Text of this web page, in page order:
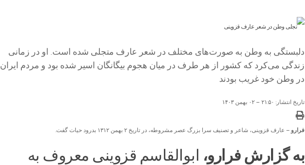
دلبستگی به وطن به صورت‌های مختلف در شعر عارف متجلی شده است. او در زمانی
زندگی می‌کرد که کشور از هر طرف در میان هجوم بیگانگان اسیر شده بود و مردم ایران
در وطن خود غریب بودند
تاریخ انتشار: ۲۱:۵۰ – ۰۲ بهمن ۱۴۰۳
فرارو – عارف قزوینی، شاعر و تصنیف سرا بزرگ عصر مشروطه، در تاریخ ۲ بهمن ۱۳۱۲ بدرود حیات گفت.
به گزارش فرارو، ابوالقاسم قزوینی معروف به